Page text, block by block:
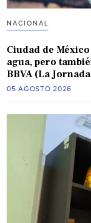
NACIONAL
Ciudad de
agua, pero
BBVA (La
05 AGOSTO 2026